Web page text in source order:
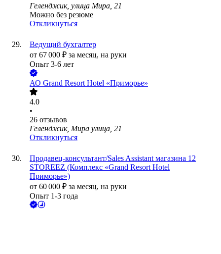
Геленджик, улица Мира, 21
Можно без резюме
Откликнуться
Ведущий бухгалтер
от 67 000 ₽ за месяц, на руки
Опыт 3-6 лет
АО Grand Resort Hotel «Приморье»
4.0
•
26 отзывов
Геленджик, Мира улица, 21
Откликнуться
Продавец-консультант/Sales Assistant магазина 12
STOREEZ (Комплекс «Grand Resort Hotel
Приморье»)
от 60 000 ₽ за месяц, на руки
Опыт 1-3 года